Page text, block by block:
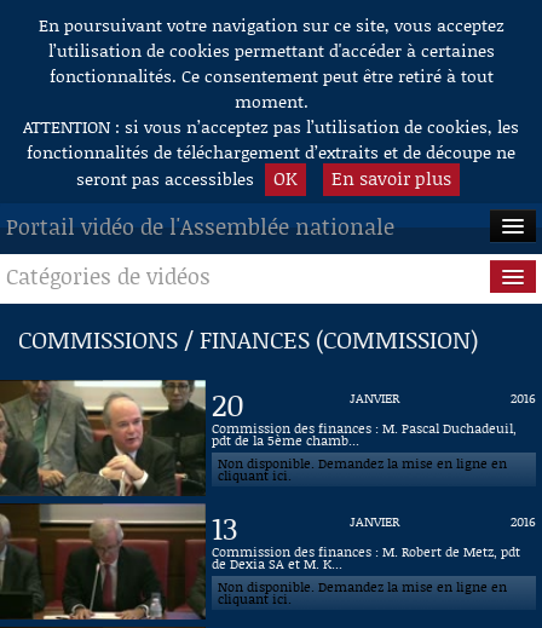
Aller au contenu
En poursuivant votre navigation sur ce site, vous acceptez
l’utilisation de cookies permettant d'accéder à certaines
fonctionnalités. Ce consentement peut être retiré à tout
moment.
ATTENTION : si vous n’acceptez pas l’utilisation de cookies, les
fonctionnalités de téléchargement d’extraits et de découpe ne
seront pas accessibles
OK En savoir plus
Portail vidéo de l'Assemblée nationale
ACCUEIL
EN DIRECT
À LA DEMANDE
RECHERCHE
AIDE À LA DÉCOUPE
DE VIDÉOS
Catégories de vidéos
Séance publique
Questions au Gouvernement
Commissions
Présidence
Évènements
Connaissance, Histoire
COMMISSIONS / FINANCES (COMMISSION)
20 JANVIER
2016
Commission des finances : M. Pascal Duchadeuil,
pdt de la 5ème chamb...
Non disponible. Demandez la mise en ligne en
cliquant ici.
13 JANVIER
2016
Commission des finances : M. Robert de Metz, pdt
de Dexia SA et M. K...
Non disponible. Demandez la mise en ligne en
cliquant ici.